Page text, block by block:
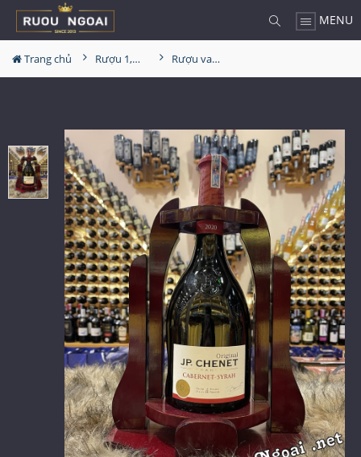
MENU
Trang chủ Rượu 1,5L-2L-3L-4,5L Rượu vang JP Chenet Cabernet - Syrah 1.5L